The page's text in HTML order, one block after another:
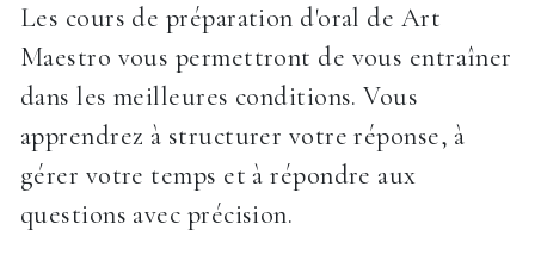
Les cours de préparation d'oral de Art
Maestro vous permettront de vous entraîner
dans les meilleures conditions. Vous
apprendrez à structurer votre réponse, à
gérer votre temps et à répondre aux
questions avec précision.